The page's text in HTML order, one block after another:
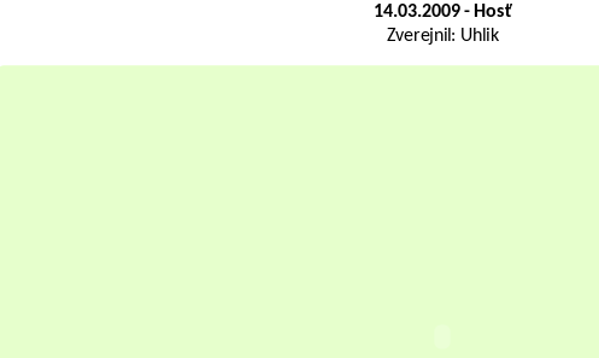
14.03.2009 - Hosť
Zverejnil: Uhlik